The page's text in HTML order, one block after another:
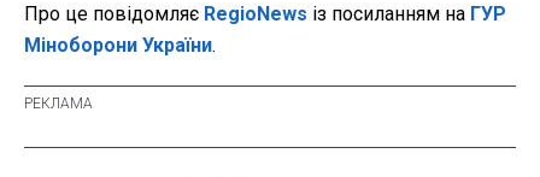
Про це повідомляє RegioNews із посиланням на ГУР
Міноборони України.